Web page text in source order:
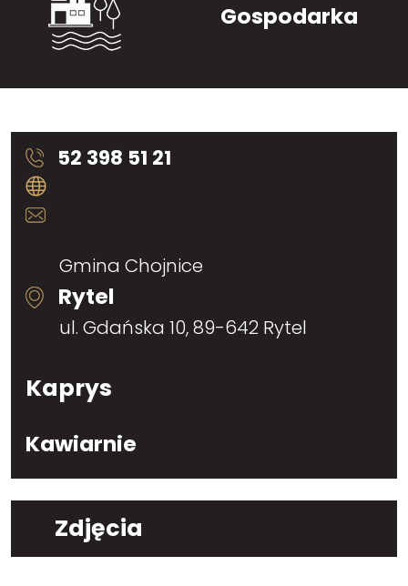
Gospodarka
52 398 51 21
Gmina Chojnice
Rytel
ul. Gdańska 10, 89-642 Rytel
Kaprys
Kawiarnie
Zdjęcia